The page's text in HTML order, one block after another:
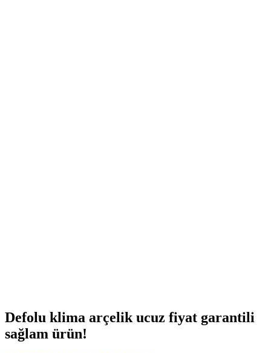
Defolu klima arçelik ucuz fiyat garantili
sağlam ürün!